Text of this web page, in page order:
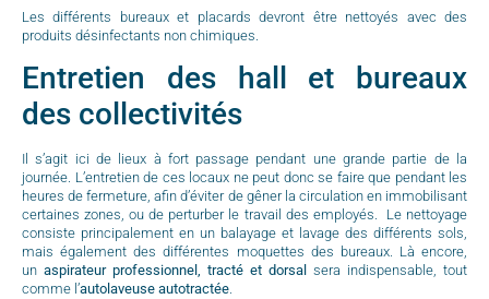
Les différents bureaux et placards devront être nettoyés avec des
produits désinfectants non chimiques.
Entretien des hall et bureaux
des collectivités
Il s’agit ici de lieux à fort passage pendant une grande partie de la
journée. L’entretien de ces locaux ne peut donc se faire que pendant les
heures de fermeture, afin d’éviter de gêner la circulation en immobilisant
certaines zones, ou de perturber le travail des employés. Le nettoyage
consiste principalement en un balayage et lavage des différents sols,
mais également des différentes moquettes des bureaux. Là encore,
un aspirateur professionnel, tracté et dorsal sera indispensable, tout
comme l’autolaveuse autotractée.